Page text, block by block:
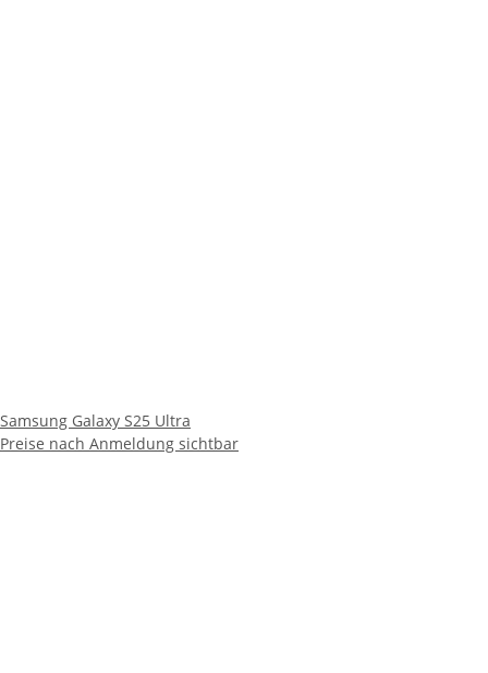
Samsung Galaxy S25 Ultra
Preise nach Anmeldung sichtbar